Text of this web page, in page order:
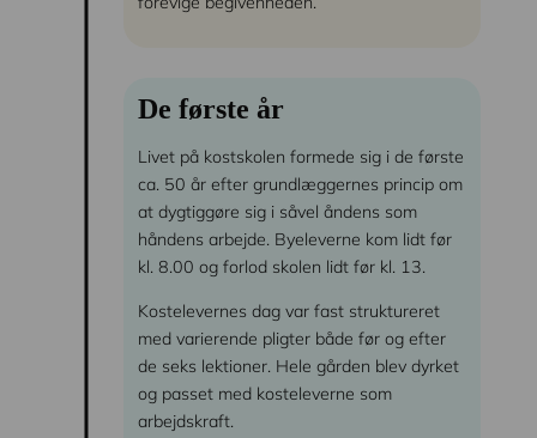
De første år
Livet på kostskolen formede sig i de første
ca. 50 år efter grundlæggernes princip om
at dygtiggøre sig i såvel åndens som
håndens arbejde. Byeleverne kom lidt før
kl. 8.00 og forlod skolen lidt før kl. 13.
Kostelevernes dag var fast struktureret
med varierende pligter både før og efter
de seks lektioner. Hele gården blev dyrket
og passet med kosteleverne som
arbejdskraft.